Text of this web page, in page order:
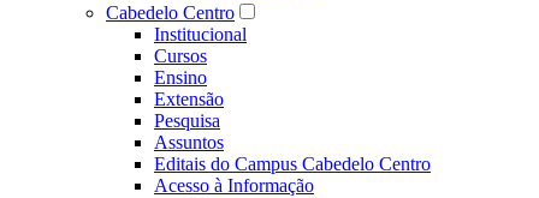
Cabedelo Centro
Institucional
Cursos
Ensino
Extensão
Pesquisa
Assuntos
Editais do Campus Cabedelo Centro
Acesso à Informação